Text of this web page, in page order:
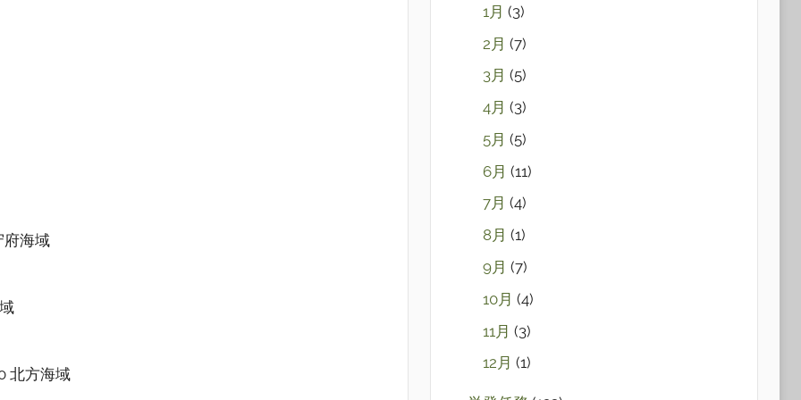
府海域
北方海域
1月 (3)
2月 (7)
3月 (5)
4月 (3)
5月 (5)
6月 (11)
7月 (4)
8月 (1)
9月 (7)
10月 (4)
11月 (3)
12月 (1)